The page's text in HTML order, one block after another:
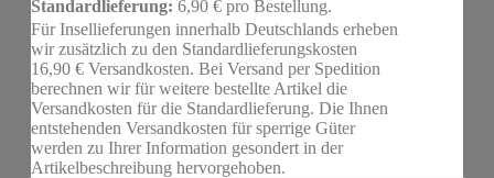
Standardlieferung: 6,90 € pro Bestellung.
Für Insellieferungen innerhalb Deutschlands erheben
wir zusätzlich zu den Standardlieferungskosten
16,90 € Versandkosten. Bei Versand per Spedition
berechnen wir für weitere bestellte Artikel die
Versandkosten für die Standardlieferung. Die Ihnen
entstehenden Versandkosten für sperrige Güter
werden zu Ihrer Information gesondert in der
Artikelbeschreibung hervorgehoben.